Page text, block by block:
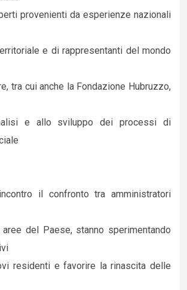
provenienti da esperienze nazionali
e di rappresentanti del mondo
tra cui anche la Fondazione Hubruzzo,
e allo sviluppo dei processi di
il confronto tra amministratori
del Paese, stanno sperimentando
residenti e favorire la rinascita delle